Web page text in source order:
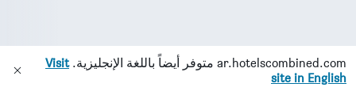
ar.hotelscombined.com متوفر أيضاً باللغة الإنجليزية.Visit
site in English